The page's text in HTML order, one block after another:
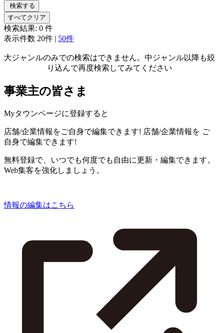
検索する
すべてクリア
検索結果: 0 件
表示件数 20件 | 50件
大ジャンルのみでの検索はできません。中ジャンル以降も絞
り込んで再度検索してみてください
事業主の皆さま
Myタウンページに登録すると
店舗/企業情報をご自身で編集できます! 店舗/企業情報を ご
自身で編集できます!
無料登録で、いつでも何度でも自由に更新・編集できます。
Web集客を強化しましょう。
情報の編集はこちら